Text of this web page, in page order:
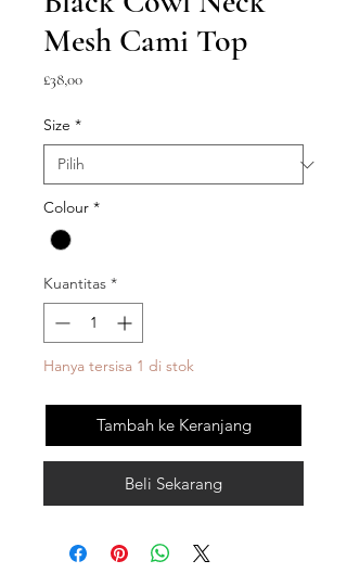
Mesh Cami Top
£38,00Harga
Size *
Colour *
Kuantitas *
Hanya tersisa 1 di stok
Tambah ke Keranjang
Beli Sekarang